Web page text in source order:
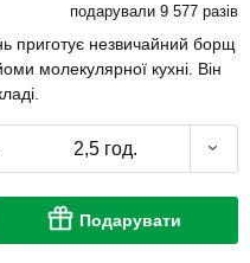
подарували 9 577 разів
приготує незвичайний борщ
молекулярної кухні. Він
2,5 год.
Подарувати